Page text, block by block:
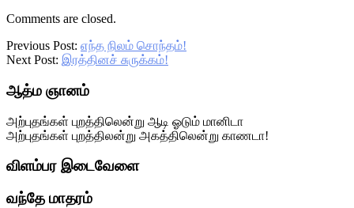
Comments are closed.
Previous Post: எந்த நிலம் சொந்தம்!
Next Post: இரத்தினச் சுருக்கம்!
Primary
ஆத்ம ஞானம்
அற்புதங்கள் புறத்திலென்று ஆடி ஓடும் மானிடா
அற்புதங்கள் புறத்திலன்று அகத்திலென்று காணடா!
விளம்பர இடைவேளை
வந்தே மாதரம்